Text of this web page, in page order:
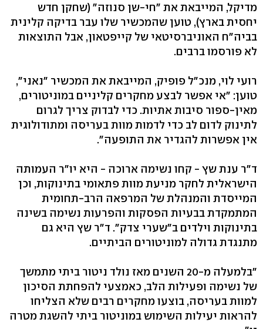
מדיקל, המייבאת את "חי-שן סנוזה" (שחקן חדש
יחסית בארץ‭,(‬ טוען שהמכשיר שלו עבר בדיקה קלינית
בביה"ח האוניברסיטאי של קייפטאון, אבל התוצאות
לא פורסמו ברבים.
טוען: "אי אפשר לבצע מחקרים קליניים במוניטורים,
מאין-ספור סיבות אתיות. כדי לבדוק צריך לגרום
לתינוק לדום לב כדי לדמות מוות בעריסה ומתודולוגית
אין אפשרות להגדיר את התופעה‭."‬
ד"ר ענת שץ - קחו נשימה ארוכה - היא יו"ר העמותה
הישראלית לחקר מניעת מוות פתאומי בתינוקות, וכן
המייסדת והמנהלת של המרפאה הרב-תחומית
המתמקדת בבעיות הפסקות והפרעות נשימה בשינה
בתינוקות וילדים ב"שערי צדק". ד"ר שץ היא גם
מתנגדת גדולה למוניטורים הביתיים.
"בלמעלה מ‭20-‬ השנים מאז נולד ניטור ביתי מתמשך
של נשימה ופעילות הלב, כאמצעי להפחתת הסיכון
למוות בעריסה, בוצעו מחקרים רבים שלא הצליחו
להראות יעילות השימוש במוניטור ביתי להשגת מטרה